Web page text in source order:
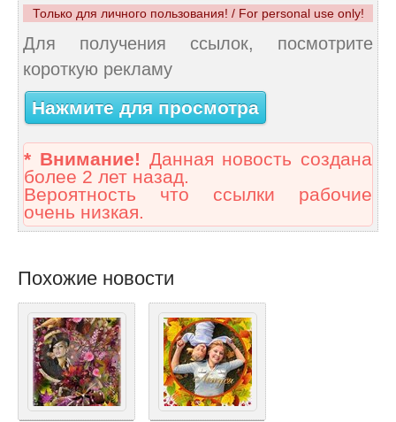
Только для личного пользования! / For personal use only!
Для получения ссылок, посмотрите
короткую рекламу
Нажмите для просмотра
* Внимание! Данная новость создана
более 2 лет назад.
Вероятность что ссылки рабочие
очень низкая.
Похожие новости